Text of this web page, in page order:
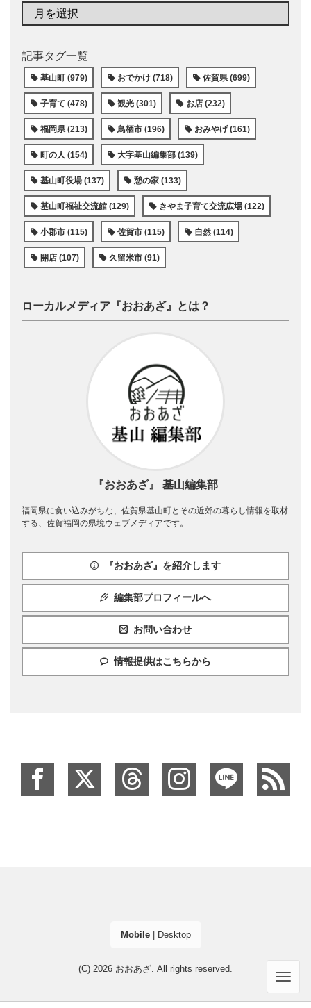
記事タグ一覧
基山町 (979) おでかけ (718) 佐賀県 (699)
子育て (478) 観光 (301) お店 (232)
福岡県 (213) 鳥栖市 (196) おみやげ (161)
町の人 (154) 大字基山編集部 (139)
基山町役場 (137) 憩の家 (133)
基山町福祉交流館 (129) きやま子育て交流広場 (122)
小郡市 (115) 佐賀市 (115) 自然 (114)
開店 (107) 久留米市 (91)
ローカルメディア『おおあざ』とは？
『おおあざ』 基山編集部
福岡県に食い込みがちな、佐賀県基山町とその近郊の暮らし情報を取材
する、佐賀福岡の県境ウェブメディアです。
『おおあざ』を紹介します
編集部プロフィールへ
お問い合わせ
情報提供はこちらから
Mobile| Desktop
(C) 2026 おおあざ. All rights reserved.